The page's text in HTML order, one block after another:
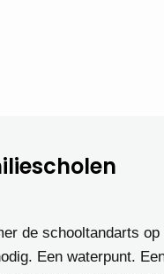
de schooltandarts
Een waterpunt.